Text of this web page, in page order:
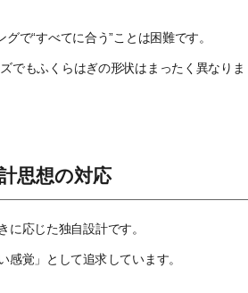
で“すべてに合う”ことは困難です。
でもふくらはぎの形状はまったく異なりま
思想の対応
応じた独自設計です。
覚」として追求しています。